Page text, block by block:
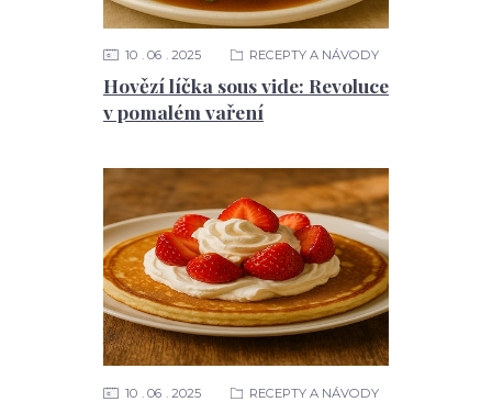
Hovězí líčka sous vide: Revoluce
v pomalém vaření
10 06 2025 RECEPTY A NÁVODY
10 06 2025 RECEPTY A NÁVODY